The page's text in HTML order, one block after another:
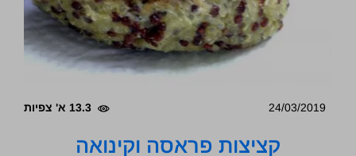
24/03/2019 13.3 א' צפיות
קציצות פראסה וקינואה